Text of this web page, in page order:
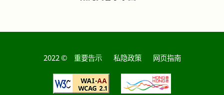
2022 © 重要告示 私隐政策 网页指南